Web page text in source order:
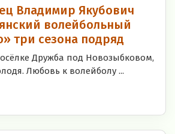
Владимир Якубович
волейбольный
три сезона подряд
Дружба под Новозыбковом,
Любовь к волейболу ...